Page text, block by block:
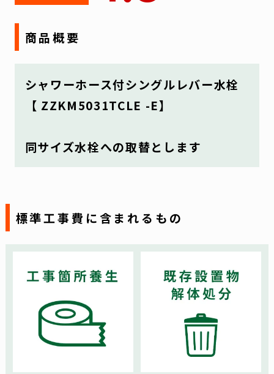
商品概要
シャワーホース付シングルレバー水栓
【 ZZKM5031TCLE -E】
同サイズ水栓への取替とします
標準工事費に含まれるもの